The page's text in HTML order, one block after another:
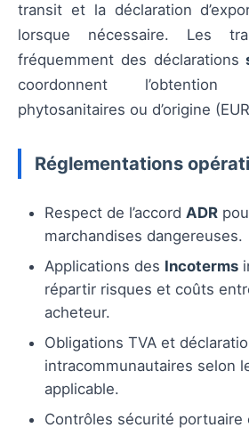
transit et la déclaration
lorsque nécessaire. Les
fréquemment des déclarations
coordonnent
phytosanitaires ou d’origine
Réglementations
Respect de l’accord ADR
marchandises dangereuses.
Applications des Incoterms
répartir risques et coûts
acheteur.
Obligations TVA et
intracommunautaires selon
applicable.
Contrôles sécurité portuaire